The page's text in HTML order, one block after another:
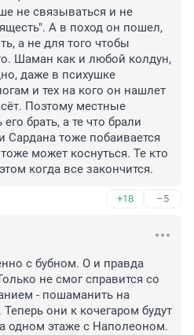
не связываться и не
А в поход он пошел,
а не для того чтобы
Шаман как и любой колдун,
даже в психушке
и тех на кого он нашлет
Поэтому местные
брать, а те что брали
Сардана тоже побаивается
может коснуться. Те кто
когда все закончится.
+18 –5
с бубном. О и правда
не смог справится со
- пошаманить на
они к кочегаром будут
одном этаже с Наполеоном.